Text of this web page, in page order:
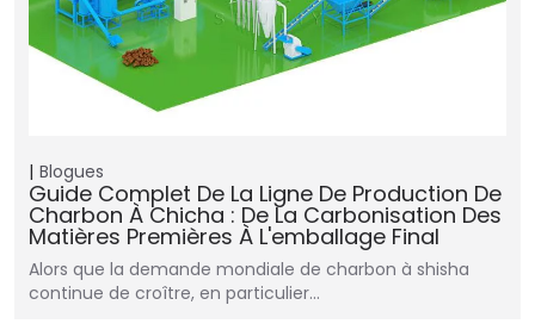
Blogues
Guide Complet De La Ligne De Production De
Charbon À Chicha : De La Carbonisation Des
Matières Premières À L'emballage Final
Alors que la demande mondiale de charbon à shisha
continue de croître, en particulier...